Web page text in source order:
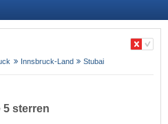
Innsbruck-Land Stubai
5 sterren